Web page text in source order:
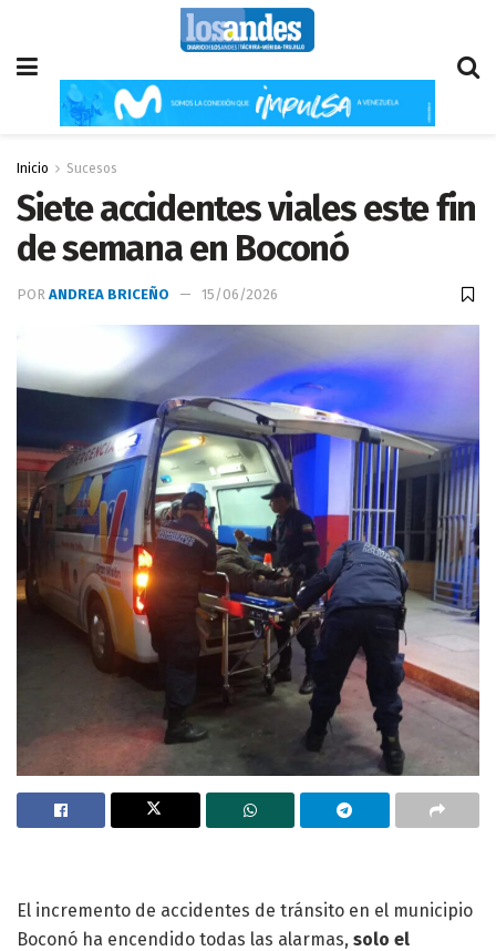
Inicio Sucesos
Siete accidentes viales este fin
de semana en Boconó
POR ANDREA BRICEÑO 15/06/2026
El incremento de accidentes de tránsito en el municipio
Boconó ha encendido todas las alarmas, solo el